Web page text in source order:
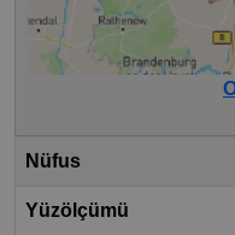
Nüfus
Yüzölçümü